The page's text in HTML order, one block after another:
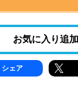
お気に入り追加
シェア